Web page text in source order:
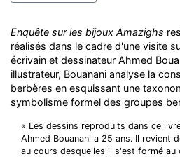
Enquête sur les bijoux Amazighs
réalisés dans le cadre d'une visite
écrivain et dessinateur Ahmed
illustrateur, Bouanani analyse la
berbères en esquissant une
symbolisme formel des groupes
« Les dessins reproduits dans ce
Ahmed Bouanani a 25 ans. Il revient
au cours desquelles il s'est formé au